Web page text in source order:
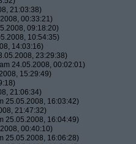
21:03:38)
00:33:21)
09:18:20)
10:54:35)
14:03:16)
23:29:38)
am 24.05.2008, 00:02:01)
15:29:49)
21:06:34)
25.05.2008, 16:03:42)
21:47:32)
25.05.2008, 16:04:49)
00:40:10)
25.05.2008, 16:06:28)